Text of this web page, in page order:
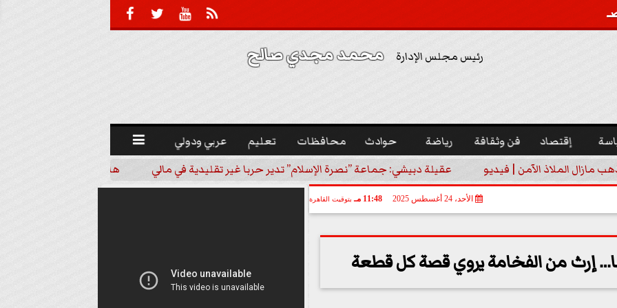
  

رئيس مجلس الإدارة محمد مجدي صالح
إقتصاد فن وثقافة رياضة حوادث محافظات تعليم عربي ودولي 
مازال الملاذ الآمن | فيديو عقيلة دبيشي: جماعة ”نصرة الإسلام” تدير حربا غير تقليدية في مالي هاني شاكر في ذمة الله..
الأحد، 24 أغسطس 2025 11:48 مـ بتوقيت القاهرة
إرث من الفخامة يروي قصة كل قطعة